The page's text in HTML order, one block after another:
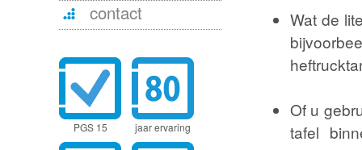
contact
PGS 15 jaar ervaring
Wat de
Of u
tafel